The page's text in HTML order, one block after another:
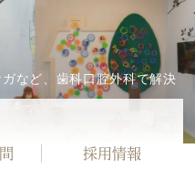
ガなど、歯科口腔外科で解決
採用情報